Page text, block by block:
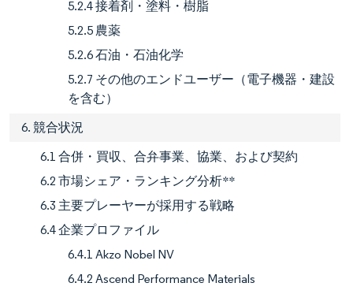
5.2.4 接着剤・塗料・樹脂
5.2.5 農薬
5.2.6 石油・石油化学
5.2.7 その他のエンドユーザー（電子機器・建設
を含む）
6. 競合状況
6.1 合併・買収、合弁事業、協業、および契約
6.2 市場シェア・ランキング分析**
6.3 主要プレーヤーが採用する戦略
6.4 企業プロファイル
6.4.1 Akzo Nobel NV
6.4.2 Ascend Performance Materials